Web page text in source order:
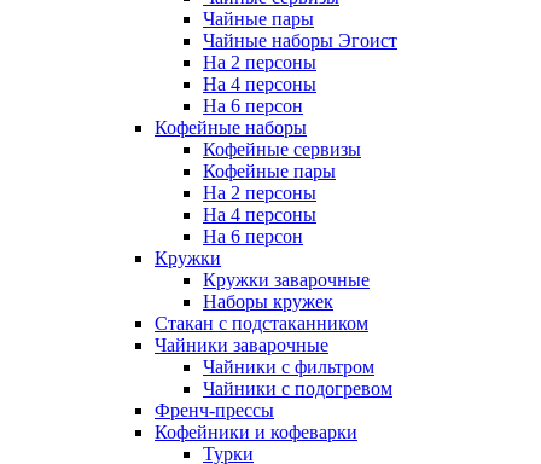
Чайные пары
Чайные наборы Эгоист
На 2 персоны
На 4 персоны
На 6 персон
Кофейные наборы
Кофейные сервизы
Кофейные пары
На 2 персоны
На 4 персоны
На 6 персон
Кружки
Кружки заварочные
Наборы кружек
Стакан с подстаканником
Чайники заварочные
Чайники с фильтром
Чайники с подогревом
Френч-прессы
Кофейники и кофеварки
Турки